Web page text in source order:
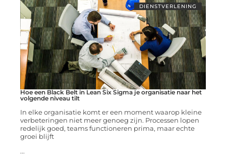
DIENSTVERLENING
Hoe een Black Belt in Lean Six Sigma je organisatie naar het
volgende niveau tilt
In elke organisatie komt er een moment waarop kleine
verbeteringen niet meer genoeg zijn. Processen lopen
redelijk goed, teams functioneren prima, maar echte
groei blijft
...